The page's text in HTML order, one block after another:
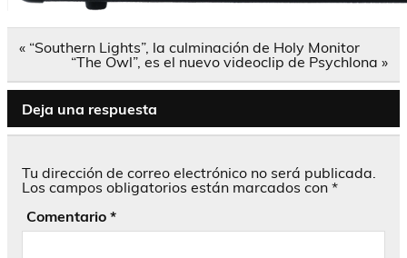
Navegación
« “Southern Lights”, la culminación de Holy Monitor
“The Owl”, es el nuevo videoclip de Psychlona »
Deja una respuesta
Tu dirección de correo electrónico no será publicada.
Los campos obligatorios están marcados con *
Comentario *